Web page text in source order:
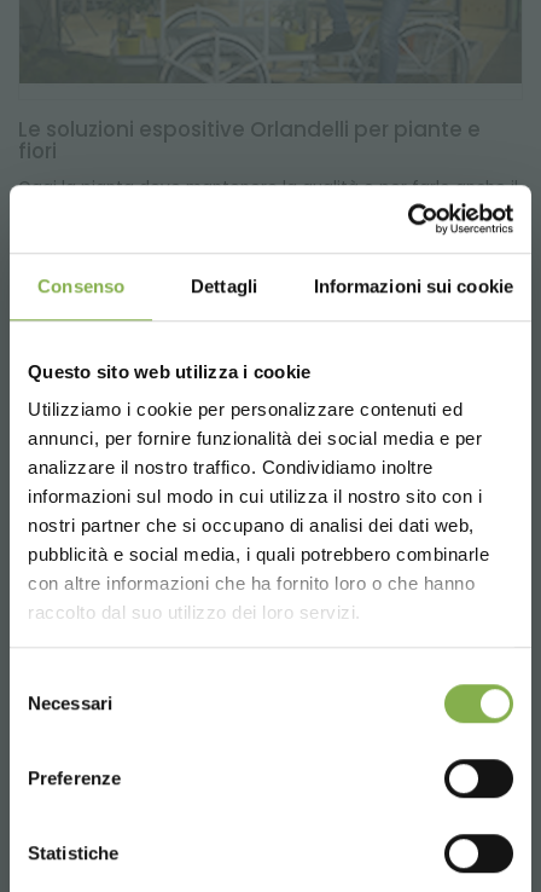
Consenso Dettagli Informazioni sui cookie
Questo sito web utilizza i cookie
Utilizziamo i cookie per personalizzare contenuti ed
annunci, per fornire funzionalità dei social media e per
analizzare il nostro traffico. Condividiamo inoltre
informazioni sul modo in cui utilizza il nostro sito con i
nostri partner che si occupano di analisi dei dati web,
pubblicità e social media, i quali potrebbero combinarle
con altre informazioni che ha fornito loro o che hanno
raccolto dal suo utilizzo dei loro servizi.
delNecessari
Preferenze
Statistiche
Le soluzioni espositive Orlandelli per piante e
fiori
Oggi la pianta deve mantenere la qualità e per farlo anche il
sistema espositivo necessita di attenzioni che fino a ieri non
erano richieste. Quindi noi cerchiamo di trovare sempre
soluzioni specifiche perché l’esigenza che può avere
un’agraria sono diverse dalle esigenze che può avere un
Franco Costa, CEO di Costa Group azienda leader nella
l’importanza dei concept "green" nei punti vendita fisici.
Choose the country you are in and your
language for a better browsing experience
REGISTRATI E RISPARMIA
SUBITO!
Crea un account e ottieni subito
vantaggi esclusivi:
5 % di scontosul tuo primo ordine *
2 % di sconto sempresu tutti i tuoi acquisti
Spedizione gratis
(seleziona l'opzione Newsletter in fase di